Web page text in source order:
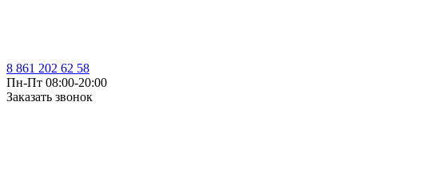
8 861 202 62 58
Пн-Пт 08:00-20:00
Заказать звонок